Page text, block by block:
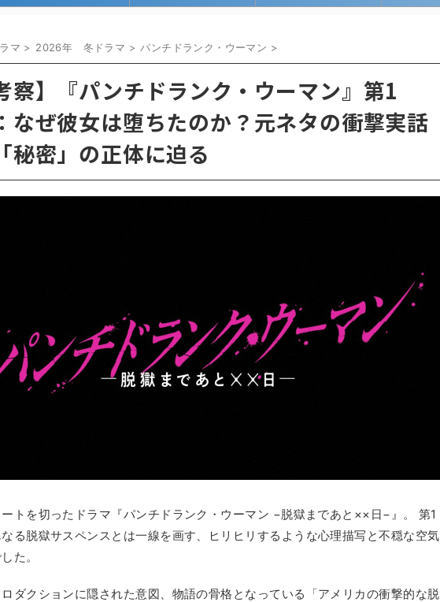
マ > 2026年 冬ドラマ > パンチドランク・ウーマン >
察】『パンチドランク・ウーマン』第1
なぜ彼女は堕ちたのか？元ネタの衝撃実話
秘密」の正体に迫る
トを切ったドラマ『パンチドランク・ウーマン −脱獄まであと××日−』。 第1
る脱獄サスペンスとは一線を画す、ヒリヒリするような心理描写と不穏な空気
た。
ダクションに隠された意図、物語の骨格となっている「アメリカの衝撃的な脱